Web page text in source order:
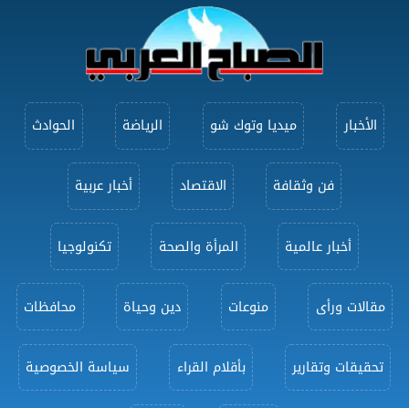
الأخبار ميديا وتوك شو الرياضة الحوادث
فن وثقافة الاقتصاد أخبار عربية
أخبار عالمية المرأة والصحة تكنولوجيا
مقالات ورأى منوعات دين وحياة محافظات
تحقيقات وتقارير بأقلام القراء سياسة الخصوصية